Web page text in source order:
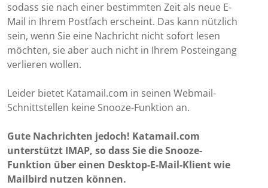
sodass sie nach einer bestimmten Zeit als neue E-
Mail in Ihrem Postfach erscheint. Das kann nützlich
sein, wenn Sie eine Nachricht nicht sofort lesen
möchten, sie aber auch nicht in Ihrem Posteingang
verlieren wollen.
Leider bietet Katamail.com in seinen Webmail-
Schnittstellen keine Snooze-Funktion an.
Gute Nachrichten jedoch! Katamail.com
unterstützt IMAP, so dass Sie die Snooze-
Funktion über einen Desktop-E-Mail-Klient wie
Mailbird nutzen können.